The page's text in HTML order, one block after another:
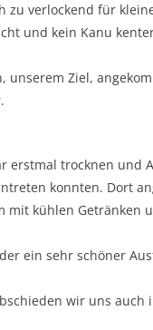
zu verlockend für
und kein Kanu
unserem Ziel,
erstmal trocknen und
konnten. Dort
mit kühlen Getränken
ein sehr schöner
wir uns auch